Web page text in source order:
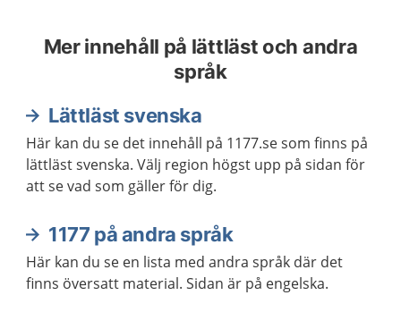
Mer innehåll på lättläst och andra
språk
Lättläst svenska
Här kan du se det innehåll på 1177.se som finns på
lättläst svenska. Välj region högst upp på sidan för
att se vad som gäller för dig.
1177 på andra språk
Här kan du se en lista med andra språk där det
finns översatt material. Sidan är på engelska.